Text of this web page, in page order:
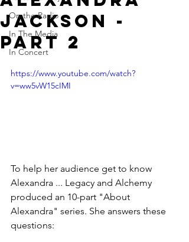
On the Radio
In The Media
In Concert
Jackson -
part 2
https://www.youtube.com/watch?
v=ww5vW15cIMI
To help her audience get to know
Alexandra ... Legacy and Alchemy
produced an 10-part "About
Alexandra" series. She answers these
questions: